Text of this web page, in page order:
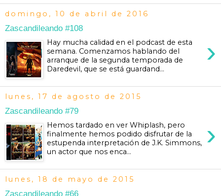
domingo, 10 de abril de 2016
Zascandileando #108
›
Hay mucha calidad en el podcast de esta
semana. Comenzamos hablando del
arranque de la segunda temporada de
Daredevil, que se está guardand...
lunes, 17 de agosto de 2015
Zascandileando #79
›
Hemos tardado en ver Whiplash, pero
finalmente hemos podido disfrutar de la
estupenda interpretación de J.K. Simmons,
un actor que nos enca...
lunes, 18 de mayo de 2015
Zascandileando #66